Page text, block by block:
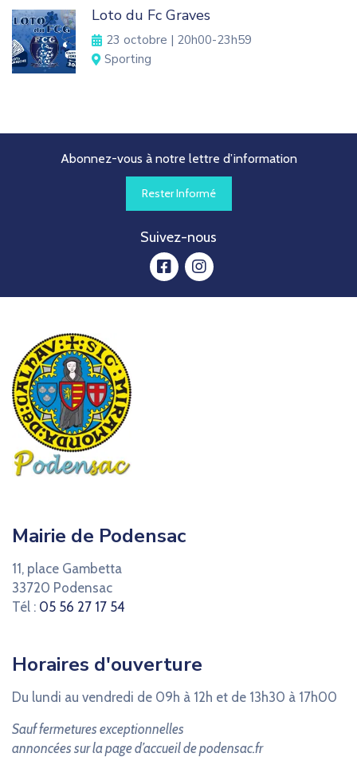
Loto du Fc Graves
23 octobre | 20h00-23h59
Sporting
Abonnez-vous à notre lettre d’information
Rester Informé
Suivez-nous
facebookinstagram
Mairie de Podensac
11, place Gambetta
33720 Podensac
Tél : 05 56 27 17 54
Horaires d'ouverture
Du lundi au vendredi de 09h à 12h et de 13h30 à 17h00
Sauf fermetures exceptionnelles
annoncées sur la page d’accueil de podensac.fr